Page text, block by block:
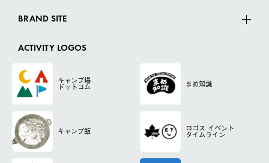
BRAND SITE
ACTIVITY LOGOS
キャンプ場
ドットコム まめ知識
キャンプ飯 ロゴス イベント
タイムライン